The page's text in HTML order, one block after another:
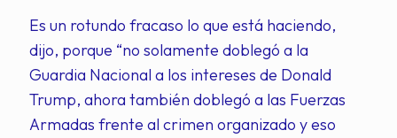
Es un rotundo fracaso lo que está haciendo,
dijo, porque “no solamente doblegó a la
Guardia Nacional a los intereses de Donald
Trump, ahora también doblegó a las Fuerzas
Armadas frente al crimen organizado y eso